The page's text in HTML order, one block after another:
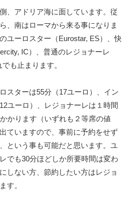
、アドリア海に面しています。従
、南はローマから来る事になりま
ユーロスター（Eurostar, ES）、快
IC）、普通のレジョナーレ
も止まります。
スターは55分（17ユーロ）、イン
ユーロ）、レジョナーレは１時間
かります（いずれも２等席の値
ていますので、事前に予約をせず
という事も可能だと思います。ユ
でも30分ほどしか所要時間は変わ
しない方、節約したい方はレジョ
す。